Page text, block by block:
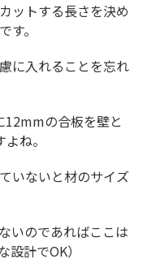
ットする長さを決め
。
に入れることを忘れ
の合板を壁と
ね。
いないと材のサイズ
いのであればここは
計でOK）